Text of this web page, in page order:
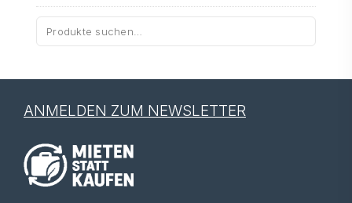
Suche
nach:
ANMELDEN ZUM NEWSLETTER